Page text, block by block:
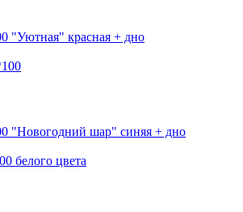
"Уютная" красная + дно
"Новогодний шар" синяя + дно